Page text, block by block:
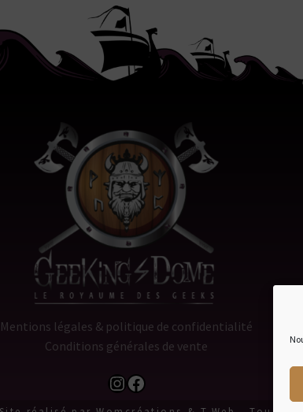
Mentions légales & politique de confidentialité
Conditions générales de vente
Instagram
Facebook